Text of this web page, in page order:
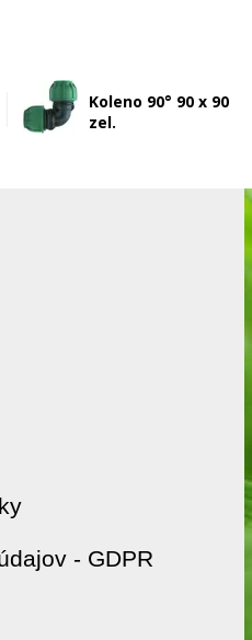
Koleno 90° 90 x 90
zel.
- GDPR